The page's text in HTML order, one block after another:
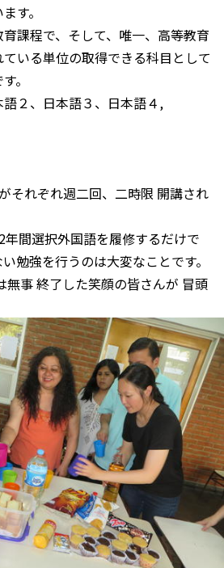
す。
課程で、そして、唯一、高等教育
いる単位の取得できる科目として
。
２、日本語３、日本語４,
それぞれ週二回、二時限 開講され
間選択外国語を履修するだけで
勉強を行うのは大変なことです。
無事 終了した笑顔の皆さんが 冒頭